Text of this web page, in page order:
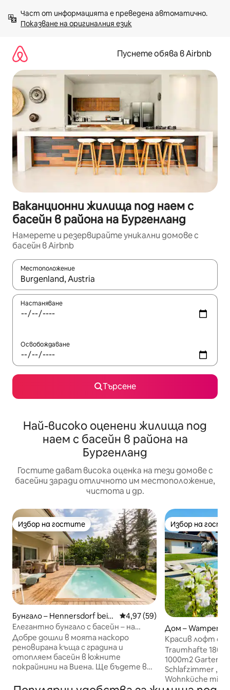
към
съдържанието
Показване на оригиналния език
Пуснете обява в Airbnb
Ваканционни жилища под наем с
басейн в района на Бургенланд
Намерете и резервирайте уникални домове с
басейн в Airbnb
Местоположение
Когато резултатите се покажат, използвайте
Настаняване
Освобождаване
Търсене
Най-високо оценени жилища под
наем с басейн в района на
Бургенланд
Гостите дават висока оценка на тези домове с
басейни заради отличното им местоположение,
чистота и др.
Избор на гостите
Избор на гостите
Бунгало – Hennersdorf bei
Wien
Средна оценка: 4,97 от 5,
4,97 (59)
Елегантно бунгало с басейн – на
границата с Виена
Добре дошли в моята наскоро
реновирана къща с градина и
отопляем басейн в южните
покрайнини на Виена. Ще бъдете в
за нула време. Интериорът и
Избор на
Избор на
Дом –
Красив лофт с
градина
Traumhafte
1000m2 Garten.
Schlafzimmer ,
Wohnküche mit